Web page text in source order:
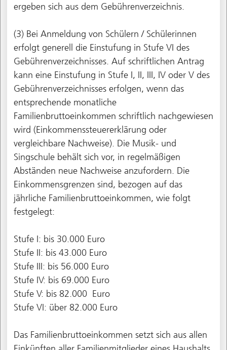
ergeben sich aus dem Gebührenverzeichnis.
(3) Bei Anmeldung von Schülern / Schülerinnen
erfolgt generell die Einstufung in Stufe VI des
Gebührenverzeichnisses. Auf schriftlichen Antrag
kann eine Einstufung in Stufe I, II, III, IV oder V des
Gebührenverzeichnisses erfolgen, wenn das
entsprechende monatliche
Familienbruttoeinkommen schriftlich nachgewiesen
wird (Einkommenssteuererklärung oder
vergleichbare Nachweise). Die Musik- und
Singschule behält sich vor, in regelmäßigen
Abständen neue Nachweise anzufordern. Die
Einkommensgrenzen sind, bezogen auf das
jährliche Familienbruttoeinkommen, wie folgt
festgelegt:
Stufe I: bis 30.000 Euro
Stufe II: bis 43.000 Euro
Stufe III: bis 56.000 Euro
Stufe IV: bis 69.000 Euro
Stufe V: bis 82.000 Euro
Stufe VI: über 82.000 Euro
Das Familienbruttoeinkommen setzt sich aus allen